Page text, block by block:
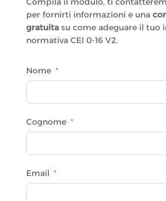
per fornirti informazioni e una
gratuita su come adeguare il tuo
normativa CEI 0-16 V2.
Nome
Cognome
Email